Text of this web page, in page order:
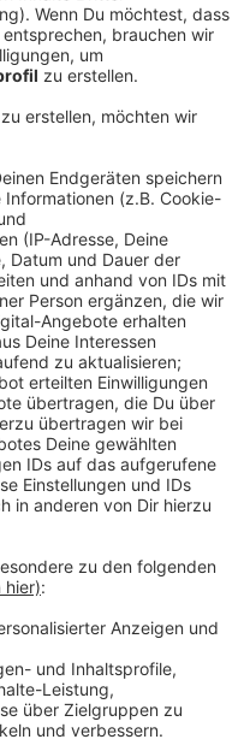
vergangenen
berichtete darüber
Höfe ist der
Esking aus
die sich die
Das sei eine Folge
in den Stall
die Tiere täglich
Der
Tierschützer den
Tierschutz nicht beim
Eine Anzeige liege bis
Schweinehalter hatte
das Veterinäramt auf
keinerlei
die Kreistierärzte
Bei ihm
Das Tier war in
Auch der
nach diesem